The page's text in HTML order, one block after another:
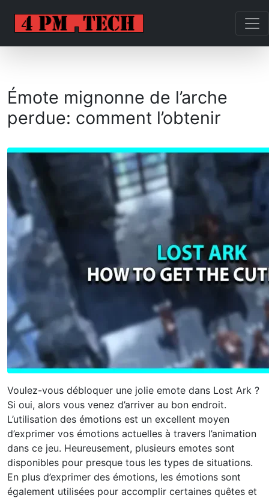
Émote mignonne de l’arche
perdue: comment l’obtenir
Voulez-vous débloquer une jolie emote dans Lost Ark ?
Si oui, alors vous venez d’arriver au bon endroit.
L’utilisation des émotions est un excellent moyen
d’exprimer vos émotions actuelles à travers l’animation
dans ce jeu. Heureusement, plusieurs emotes sont
disponibles pour presque tous les types de situations.
En plus d’exprimer des émotions, les émotions sont
également utilisées pour accomplir certaines quêtes et